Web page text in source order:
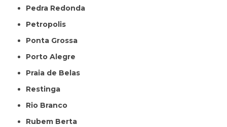
Pedra Redonda
Petropolis
Ponta Grossa
Porto Alegre
Praia de Belas
Restinga
Rio Branco
Rubem Berta